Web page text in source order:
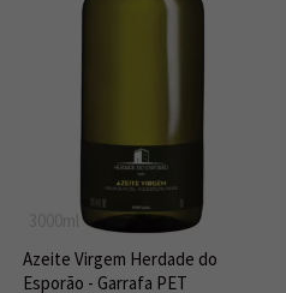
Azeite Virgem Herdade do
Esporão - Garrafa PET